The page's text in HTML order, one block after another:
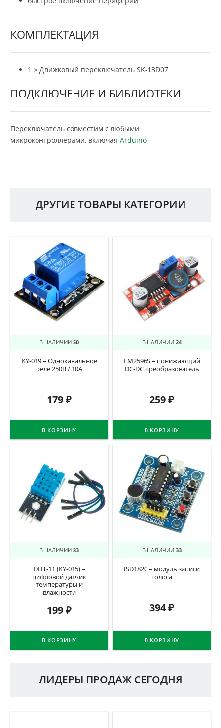
КОМПЛЕКТАЦИЯ
1 × Движковый переключатель SK-13D07
ПОДКЛЮЧЕНИЕ И БИБЛИОТЕКИ
Переключатель совместим с любыми
микроконтроллерами, включая Arduino
ДРУГИЕ ТОВАРЫ КАТЕГОРИИ
В НАЛИЧИИ 50
KY-019 – Одноканальное
реле 250В / 10А
179₽
В КОРЗИНУ
В НАЛИЧИИ 24
LM2596S – понижающий
DC-DC преобразователь
259₽
В КОРЗИНУ
В НАЛИЧИИ 83
DHT-11 (KY-015) –
цифровой датчик
температуры и
влажности
199₽
В КОРЗИНУ
В НАЛИЧИИ 33
ISD1820 – модуль записи
голоса
394₽
В КОРЗИНУ
ЛИДЕРЫ ПРОДАЖ СЕГОДНЯ